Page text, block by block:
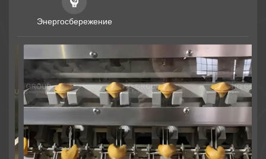
Энергосбережение